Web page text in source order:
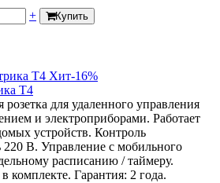
+ Купить
Хит-16%
Т4
для удаленного управления
и электроприборами. Работает
устройств. Контроль
В. Управление с мобильного
расписанию / таймеру.
комплекте. Гарантия: 2 года.